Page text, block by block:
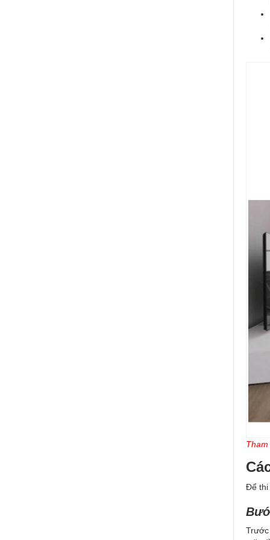
Để thi